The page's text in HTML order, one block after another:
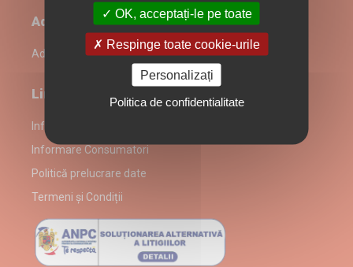
Administrare restaurant
Admin Login
Link-uri utile
Informații despre partenerul Toledo Fast Food
Informare Consumatori
Politică prelucrare date
Termeni și Condiții
OK, acceptați-le pe toate
Respinge toate cookie-urile
Personalizați
Politica de confidentialitate